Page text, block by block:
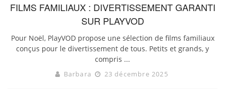
FILMS FAMILIAUX : DIVERTISSEMENT GARANTI
SUR PLAYVOD
Pour Noël, PlayVOD propose une sélection de films familiaux
conçus pour le divertissement de tous. Petits et grands, y
compris ...
Barbara 23 décembre 2025